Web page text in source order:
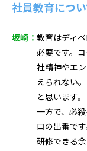
社員教育につ
坂崎： 教育はディ
必要です。
社精神やエ
えられない
と思います。
一方で、必
ロの出番で
研修できる